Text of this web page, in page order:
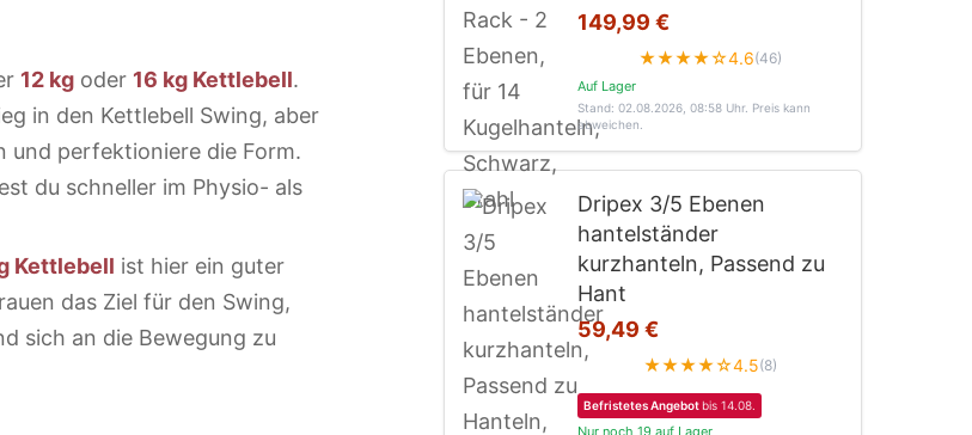
12 kg oder 16 kg Kettlebell.
in den Kettlebell Swing, aber
und perfektioniere die Form.
du schneller im Physio- als
Kettlebell ist hier ein guter
das Ziel für den Swing,
sich an die Bewegung zu
149,99 €
★★★★☆4.6(46)
Auf Lager
Stand: 02.08.2026, 08:58 Uhr. Preis kann
abweichen.
Dripex 3/5 Ebenen
hantelständer
kurzhanteln, Passend zu
Hant
59,49 €
★★★★☆4.5(8)
Befristetes Angebotbis 14.08.
Nur noch 19 auf Lager